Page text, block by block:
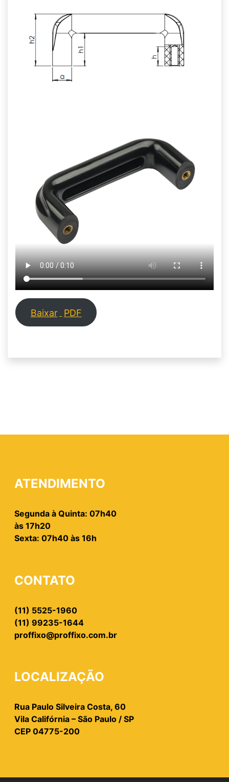
Baixar PDF
ATENDIMENTO
Segunda à Quinta: 07h40
às 17h20
Sexta: 07h40 às 16h
CONTATO
(11) 5525-1960
(11) 99235-1644
proffixo@proffixo.com.br
LOCALIZAÇÃO
Rua Paulo Silveira Costa, 60
Vila Califórnia – São Paulo / SP
CEP 04775-200